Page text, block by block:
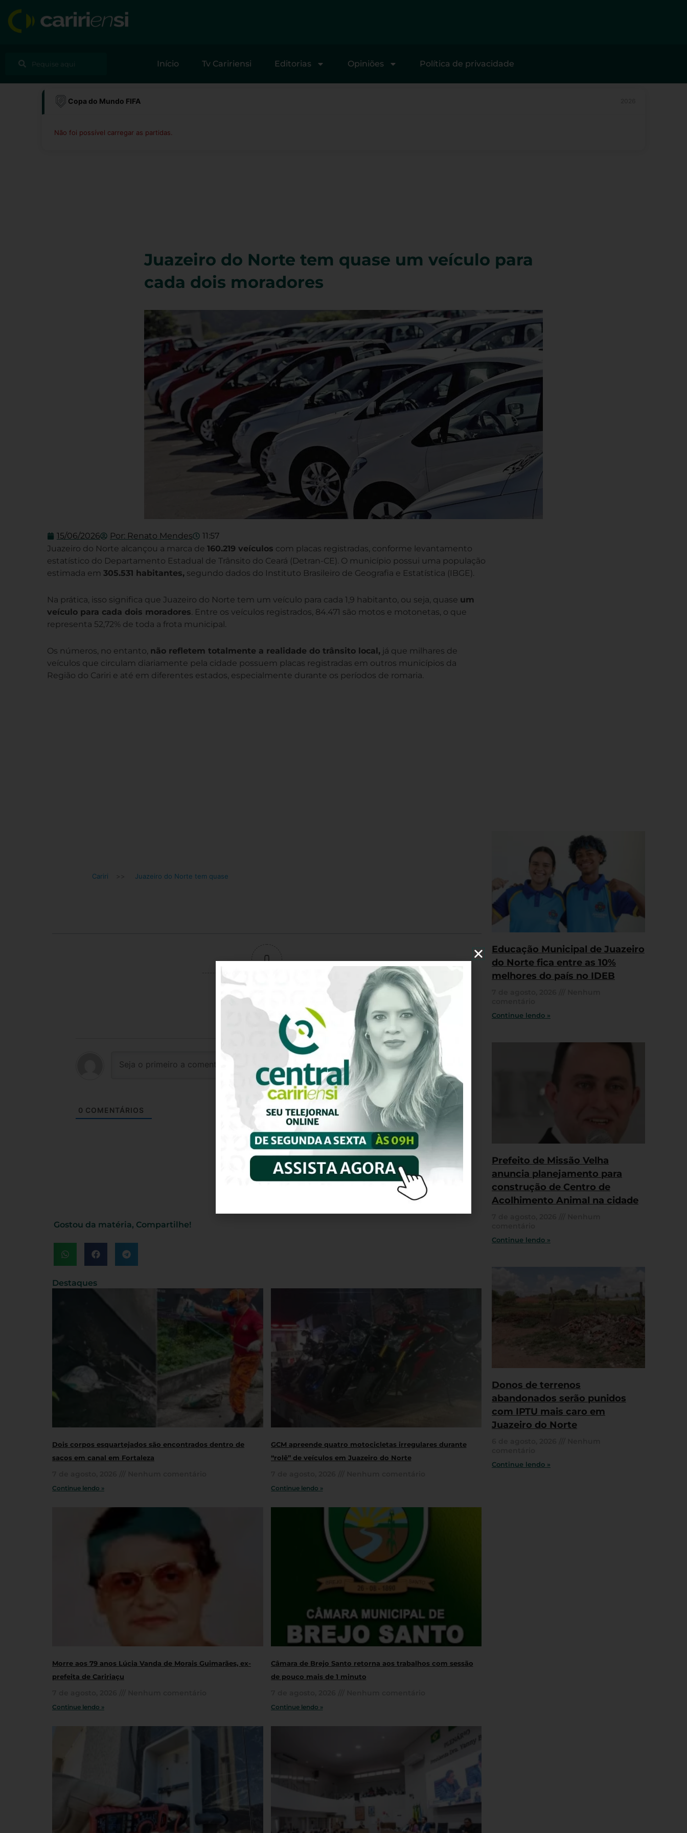
para
Pesquisar
Início Tv Caririensi Editorias Opiniões Política de privacidade
Copa do Mundo FIFA
Não foi possível carregar as partidas.
Juazeiro do Norte tem quase um veículo para
cada dois moradores
15/06/2026 Por: Renato Mendes
11:57
Juazeiro do Norte alcançou a marca de 160.219 veículos com placas registradas, conforme levantamento
estatístico do Departamento Estadual de Trânsito do Ceará (Detran-CE). O município possui uma população
estimada em 305.531 habitantes, segundo dados do Instituto Brasileiro de Geografia e Estatística (IBGE).
Na prática, isso significa que Juazeiro do Norte tem um veículo para cada 1,9 habitanto, ou seja, quase um
veículo para cada dois moradores. Entre os veículos registrados, 84.471 são motos e motonetas, o que
representa 52,72% de toda a frota municipal.
Os números, no entanto, não refletem totalmente a realidade do trânsito local, já que milhares de
veículos que circulam diariamente pela cidade possuem placas registradas em outros municípios da
Região do Cariri e até em diferentes estados, especialmente durante os períodos de romaria.
Cariri >> Juazeiro do Norte tem quase
0
Avaliação do artigo
0 COMENTÁRIOS
Gostou da matéria, Compartilhe!
Destaques
Dois corpos esquartejados são encontrados dentro de
sacos em canal em Fortaleza
Continue lendo »
GCM apreende quatro motocicletas irregulares durante
“rolê” de veículos em Juazeiro do Norte
Continue lendo »
Morre aos 79 anos Lúcia Vanda de Morais Guimarães, ex-
prefeita de Caririaçu
Continue lendo »
Câmara de Brejo Santo retorna aos trabalhos com sessão
de pouco mais de 1 minuto
Continue lendo »
Educação Municipal de Juazeiro
do Norte fica entre as 10%
melhores do país no IDEB
Continue lendo »
Prefeito de Missão Velha
anuncia planejamento para
construção de Centro de
Acolhimento Animal na cidade
Continue lendo »
Donos de terrenos
abandonados serão punidos
com IPTU mais caro em
Juazeiro do Norte
Continue lendo »